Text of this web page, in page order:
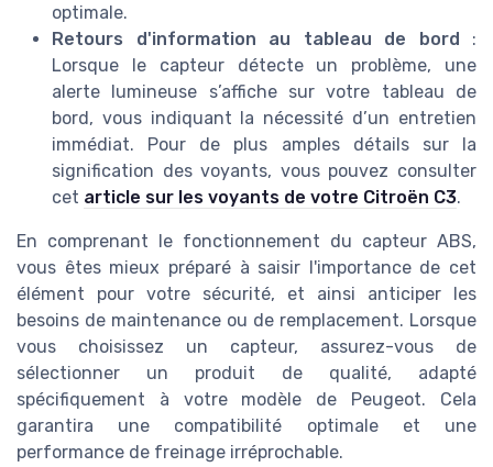
optimale.
Retours d'information au tableau de bord :
Lorsque le capteur détecte un problème, une
alerte lumineuse s’affiche sur votre tableau de
bord, vous indiquant la nécessité d’un entretien
immédiat. Pour de plus amples détails sur la
signification des voyants, vous pouvez consulter
cet article sur les voyants de votre Citroën C3.
En comprenant le fonctionnement du capteur ABS,
vous êtes mieux préparé à saisir l'importance de cet
élément pour votre sécurité, et ainsi anticiper les
besoins de maintenance ou de remplacement. Lorsque
vous choisissez un capteur, assurez-vous de
sélectionner un produit de qualité, adapté
spécifiquement à votre modèle de Peugeot. Cela
garantira une compatibilité optimale et une
performance de freinage irréprochable.